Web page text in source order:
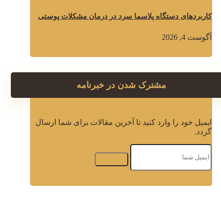
کاربردهای دستگاه پلاسما سرد در درمان مشکلات پوستی
آگوست 4, 2026
مشترک شدن در خبرنامه
ایمیل خود را وارد کنید تا آخرین مقالات برای شما ارسال
گردد.